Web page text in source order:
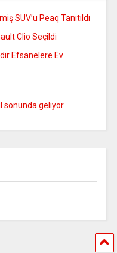
SUV’u Peaq Tanıtıldı
Clio Seçildi
Efsanelere Ev
sonunda geliyor